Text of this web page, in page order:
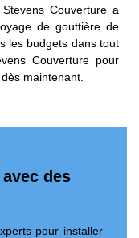
Couverture a
de gouttière de
les budgets dans tout
Couverture pour
maintenant.
des
pour installer